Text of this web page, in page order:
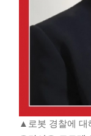
▲로봇 경찰에 대